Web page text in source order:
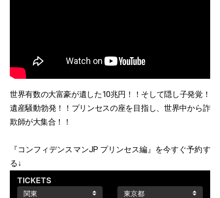
世界有数の大富豪が遺した10兆円！！そして隠し子発覚！
遺産騒動勃発！！プリンセスの座を目指し、世界中から詐
欺師が大集合！！
『コンフィデンスマンJP プリンセス編』を今すぐ予約す
る↓